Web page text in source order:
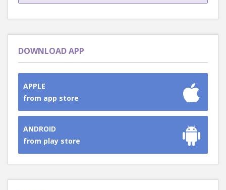
DOWNLOAD APP
APPLE
from app store
ANDROID
from play store